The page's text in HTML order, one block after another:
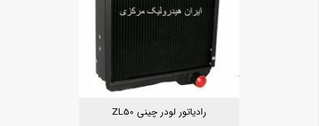
رادیاتور لودر چینی ZL50